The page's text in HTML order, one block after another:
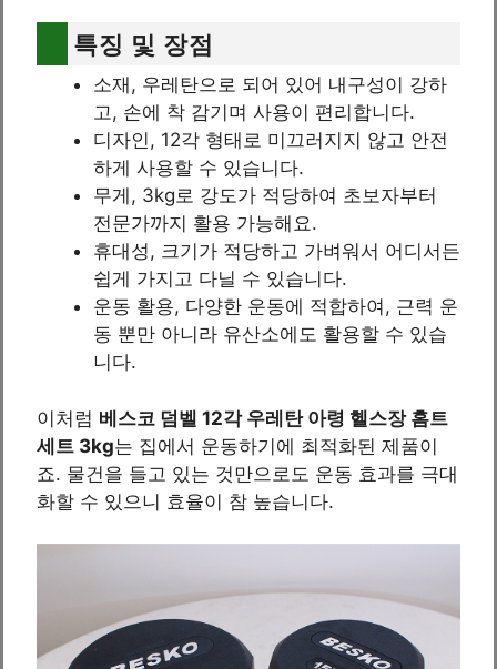
특징 및 장점
소재, 우레탄으로 되어 있어 내구성이 강하
고, 손에 착 감기며 사용이 편리합니다.
디자인, 12각 형태로 미끄러지지 않고 안전
하게 사용할 수 있습니다.
무게, 3kg로 강도가 적당하여 초보자부터
전문가까지 활용 가능해요.
휴대성, 크기가 적당하고 가벼워서 어디서든
쉽게 가지고 다닐 수 있습니다.
운동 활용, 다양한 운동에 적합하여, 근력 운
동 뿐만 아니라 유산소에도 활용할 수 있습
니다.
이처럼 베스코 덤벨 12각 우레탄 아령 헬스장 홈트
세트 3kg는 집에서 운동하기에 최적화된 제품이
죠. 물건을 들고 있는 것만으로도 운동 효과를 극대
화할 수 있으니 효율이 참 높습니다.